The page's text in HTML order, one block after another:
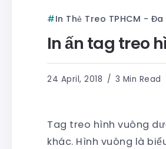
In Thẻ Treo TPHCM -
In ấn tag treo
24 April, 2018 3 Min Read
Tag treo hình vuông
khác. Hình vuông là